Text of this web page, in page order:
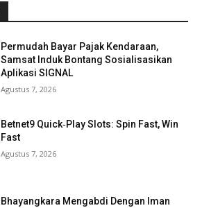
Permudah Bayar Pajak Kendaraan,
Samsat Induk Bontang Sosialisasikan
Aplikasi SIGNAL
Agustus 7, 2026
Betnet9 Quick‑Play Slots: Spin Fast, Win
Fast
Agustus 7, 2026
Bhayangkara Mengabdi Dengan Iman